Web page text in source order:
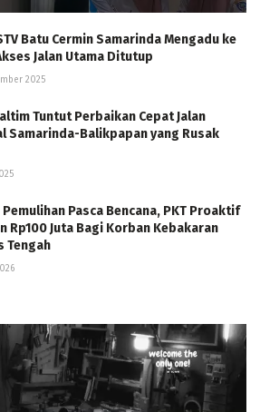
Batu Cermin Samarinda Mengadu ke
Jalan Utama Ditutup
2025
Tuntut Perbaikan Cepat Jalan
Samarinda-Balikpapan yang Rusak
Pasca Bencana, PKT Proaktif
Rp100 Juta Bagi Korban Kebakaran
Tengah